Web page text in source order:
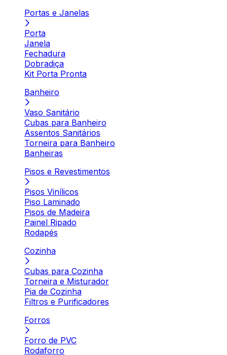
Portas e Janelas
Porta
Janela
Fechadura
Dobradiça
Kit Porta Pronta
Banheiro
Vaso Sanitário
Cubas para Banheiro
Assentos Sanitários
Torneira para Banheiro
Banheiras
Pisos e Revestimentos
Pisos Vinílicos
Piso Laminado
Pisos de Madeira
Painel Ripado
Rodapés
Cozinha
Cubas para Cozinha
Torneira e Misturador
Pia de Cozinha
Filtros e Purificadores
Forros
Forro de PVC
Rodaforro